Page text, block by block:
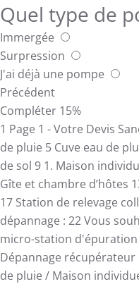
Quel type de
Immergée
Surpression
J'ai déjà une pompe
Précédent
Compléter 15%
1 Page 1 - Votre Devis
de pluie 5 Cuve eau de
de sol 9 1. Maison
Gîte et chambre d’hôtes
17 Station de relevage
dépannage : 22Vous
micro-station d'épuration
Dépannage récupérateur
de pluie / Maison